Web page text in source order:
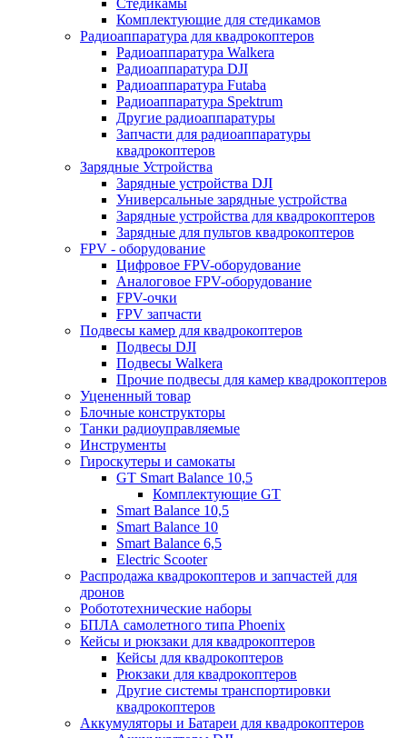
Стедикамы
Комплектующие для стедикамов
Радиоаппаратура для квадрокоптеров
Радиоаппаратура Walkera
Радиоаппаратура DJI
Радиоаппаратура Futaba
Радиоаппаратура Spektrum
Другие радиоаппаратуры
Запчасти для радиоаппаратуры
квадрокоптеров
Зарядные Устройства
Зарядные устройства DJI
Универсальные зарядные устройства
Зарядные устройства для квадрокоптеров
Зарядные для пультов квадрокоптеров
FPV - оборудование
Цифровое FPV-оборудование
Аналоговое FPV-оборудование
FPV-очки
FPV запчасти
Подвесы камер для квадрокоптеров
Подвесы DJI
Подвесы Walkera
Прочие подвесы для камер квадрокоптеров
Уцененный товар
Блочные конструкторы
Танки радиоуправляемые
Инструменты
Гироскутеры и самокаты
GT Smart Balance 10,5
Комплектующие GT
Smart Balance 10,5
Smart Balance 10
Smart Balance 6,5
Electric Scooter
Распродажа квадрокоптеров и запчастей для
дронов
Робототехнические наборы
БПЛА самолетного типа Phoenix
Кейсы и рюкзаки для квадрокоптеров
Кейсы для квадрокоптеров
Рюкзаки для квадрокоптеров
Другие системы транспортировки
квадрокоптеров
Аккумуляторы и Батареи для квадрокоптеров